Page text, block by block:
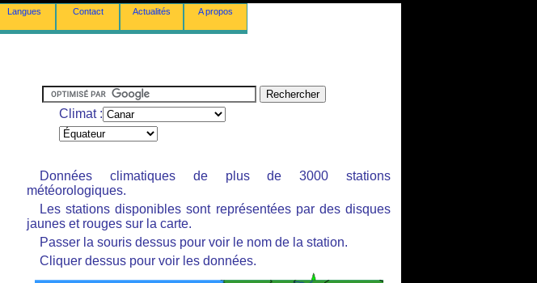
Langues Contact Actualités A propos
Climat :
Données climatiques de plus de 3000 stations
météorologiques.
Les stations disponibles sont représentées par des disques
jaunes et rouges sur la carte.
Passer la souris dessus pour voir le nom de la station.
Cliquer dessus pour voir les données.